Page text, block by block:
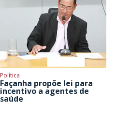
Política
Façanha propõe lei para
incentivo a agentes de
saúde